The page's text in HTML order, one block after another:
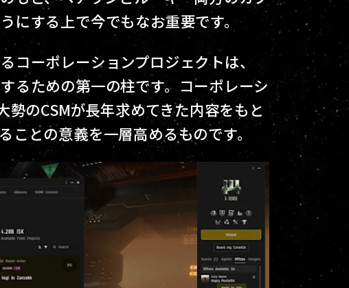
にする上で今でもなお重要です。
コーポレーションプロジェクトは、
るための第一の柱です。コーポレーシ
勢のCSMが長年求めてきた内容をもと
との意義を一層高めるものです。